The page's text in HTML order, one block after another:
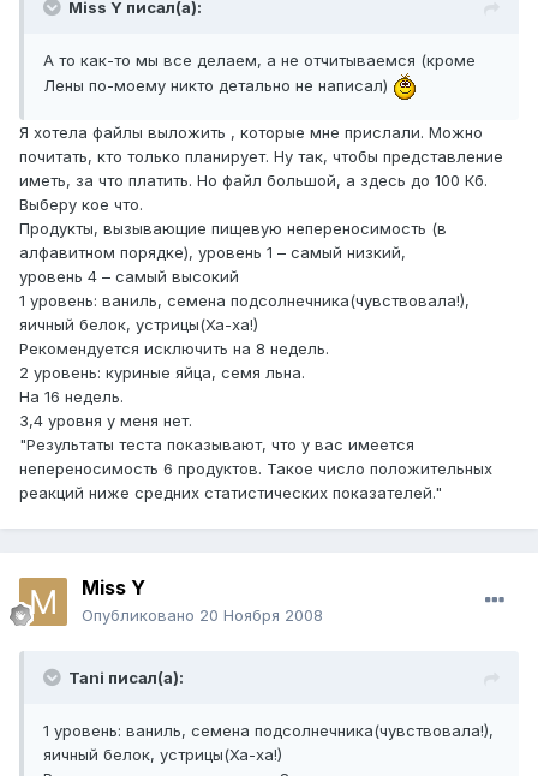
Miss Y писал(а):
А то как-то мы все делаем, а не отчитываемся (кроме
Лены по-моему никто детально не написал)
Я хотела файлы выложить , которые мне прислали. Можно
почитать, кто только планирует. Ну так, чтобы представление
иметь, за что платить. Но файл большой, а здесь до 100 Кб.
Выберу кое что.
Продукты, вызывающие пищевую непереносимость (в
алфавитном порядке), уровень 1 – самый низкий,
уровень 4 – самый высокий
1 уровень: ваниль, семена подсолнечника(чувствовала!),
яичный белок, устрицы(Ха-ха!)
Рекомендуется исключить на 8 недель.
2 уровень: куриные яйца, семя льна.
На 16 недель.
3,4 уровня у меня нет.
"Результаты теста показывают, что у вас имеется
непереносимость 6 продуктов. Такое число положительных
реакций ниже средних статистических показателей."
Miss Y
Опубликовано 20 Ноября 2008
Tani писал(а):
1 уровень: ваниль, семена подсолнечника(чувствовала!),
яичный белок, устрицы(Ха-ха!)